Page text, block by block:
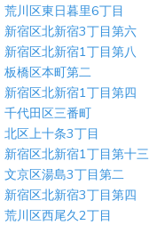
荒川区東日暮里6丁目
新宿区北新宿3丁目第六
新宿区北新宿1丁目第八
板橋区本町第二
新宿区北新宿1丁目第四
千代田区三番町
北区上十条3丁目
新宿区北新宿1丁目第十三
文京区湯島3丁目第二
新宿区北新宿3丁目第四
荒川区西尾久2丁目